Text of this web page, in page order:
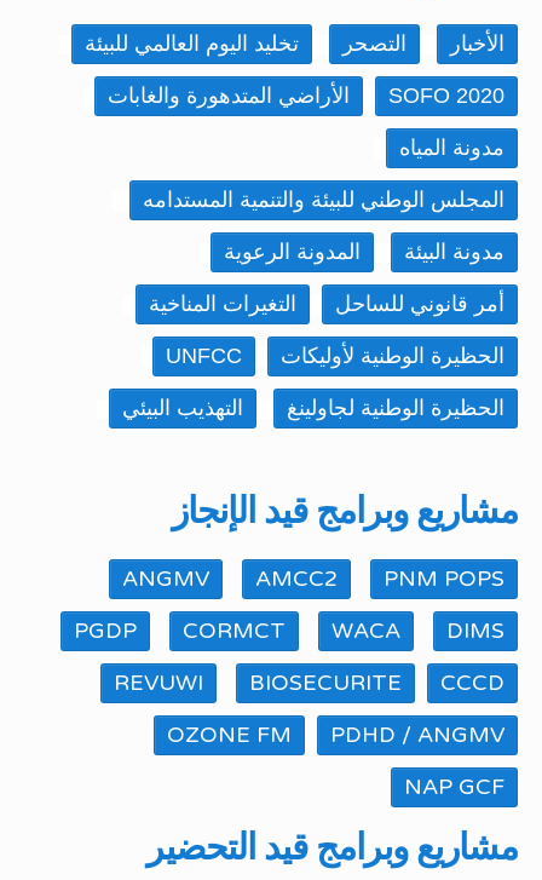
الأخبار التصحر تخليد اليوم العالمي للبيئة
SOFO 2020 الأراضي المتدهورة والغابات
مدونة المياه
المجلس الوطني للبيئة والتنمية المستدامه
مدونة البيئة المدونة الرعوية
أمر قانوني للساحل التغيرات المناخية
الحظيرة الوطنية لأوليكات UNFCC
الحظيرة الوطنية لجاولينغ التهذيب البيئي
مشاريع وبرامج قيد الإنجاز
PNM POPS
AMCC2
ANGMV
DIMS
WACA
CORMCT
PGDP
CCCD
BIOSECURITE
REVUWI
PDHD / ANGMV
OZONE FM
NAP GCF
مشاريع وبرامج قيد التحضير